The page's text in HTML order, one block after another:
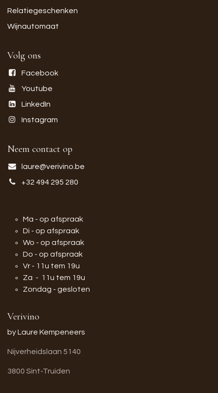
Relatiegeschenken
Wijnautomaat
Volg ons
Facebook
Youtube
LinkedIn
Instagram
Neem contact op
laure@verivino.be
+32 494 295 280
Ma - op afspraak
Di - op afspraak
Wo - op afspraak
Do - op afspraak
Vr - 11u tem 19u
Za - 11u tem 19u
Zondag - gesloten
Verivino
by Laure Kempeneers
Nijverheidslaan 5140
3800 Sint-Truiden